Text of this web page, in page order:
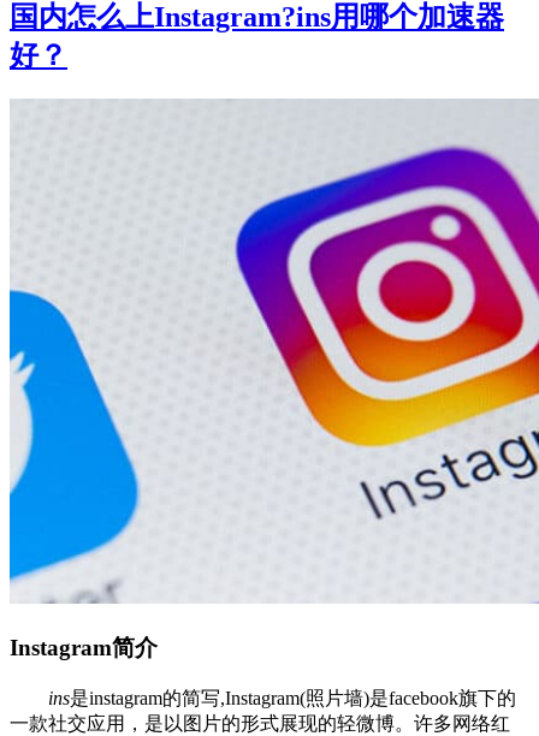
国内怎么上Instagram?ins用哪个加速器
好？
Instagram简介
ins是instagram的简写,Instagram(照片墙)是facebook旗下的
一款社交应用，是以图片的形式展现的轻微博。许多网络红